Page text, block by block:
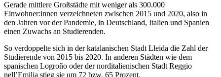
Gerade mittlere Großstädte mit weniger als 300.000
Einwohner:innen verzeichneten zwischen 2015 und 2020, also in
den Jahren vor der Pandemie, in Deutschland, Italien und Spanien
einen Zuwachs an Studierenden.
So verdoppelte sich in der katalanischen Stadt Lleida die Zahl der
Studierende von 2015 bis 2020. In anderen Städten wie dem
spanischen Logroño oder der norditalienischen Stadt Reggio
nell’Emilia stieg sie um 72 bzw. 65 Prozent.